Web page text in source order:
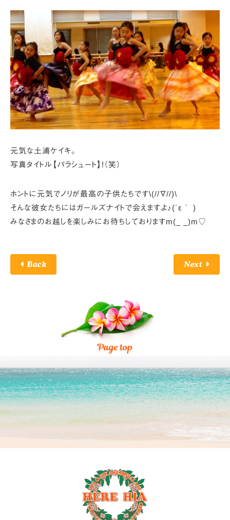
元気な土浦ケイキ。
写真タイトル【パラシュート】!（笑）
ホントに元気でノリが最高の子供たちです\(//∇//)\
そんな彼女たちにはガールズナイトで会えますよ♪(´ε｀ )
みなさまのお越しを楽しみにお待ちしておりますm(_ _)m♡
Back Next